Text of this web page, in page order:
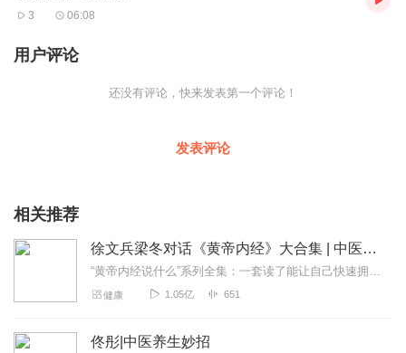
3 06:08
用户评论
还没有评论，快来发表第一个评论！
发表评论
相关推荐
徐文兵梁冬对话《黄帝内经》大合集 | 中医养生
“黄帝内经说什么”系列全集：一套读了能让自己快速拥有天时、地利、人和的正能量书籍。年轻人读了能更好地懂得处事养身，变得强大；中年人读了会放下得失，随心所欲；老年...
健康 1.05亿 651
佟彤|中医养生妙招